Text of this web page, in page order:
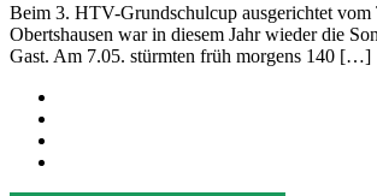
Beim 3. HTV-Grundschulcup ausgerichtet
Obertshausen war in diesem Jahr wieder die
Gast. Am 7.05. stürmten früh morgens 140 […]